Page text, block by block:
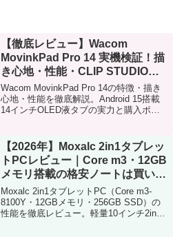
【徹底レビュー】Wacom
MovinkPad Pro 14 実機検証！描
き心地・性能・CLIP STUDIO動
作を詳しく解説
Wacom MovinkPad Pro 14の特徴・描き
心地・性能を徹底解説。Android 15搭載
14インチOLED液タブの実力と購入ポイ
【2026年】Moxalc 2in1タブレッ
トPCレビュー｜Core m3・12GB
メモリ搭載の格安ノートは買い？
性能・評判を徹底解説
Moxalc 2in1タブレットPC（Core m3-
8100Y・12GBメモリ・256GB SSD）の
性能を徹底レビュー。軽量10インチ2in1